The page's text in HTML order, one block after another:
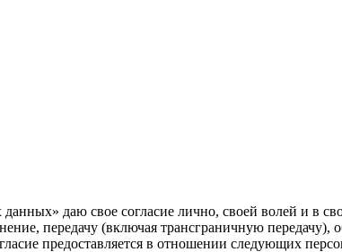
даю свое согласие лично, своей волей и в
передачу (включая трансграничную передачу),
предоставляется в отношении следующих